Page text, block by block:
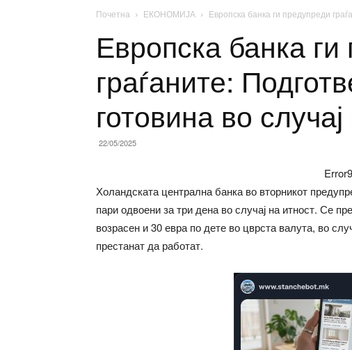
Почетна ЕКОНОМИЈА Европска банка ги предупреди
Европска банка
граѓаните:
готовина во
22/05/2025
Error9
Холандската централна банка во вторникот
пари одвоени за три дена во случај на итност. Се
возрасен и 30 евра по дете во цврста валута, во
престанат да работат.